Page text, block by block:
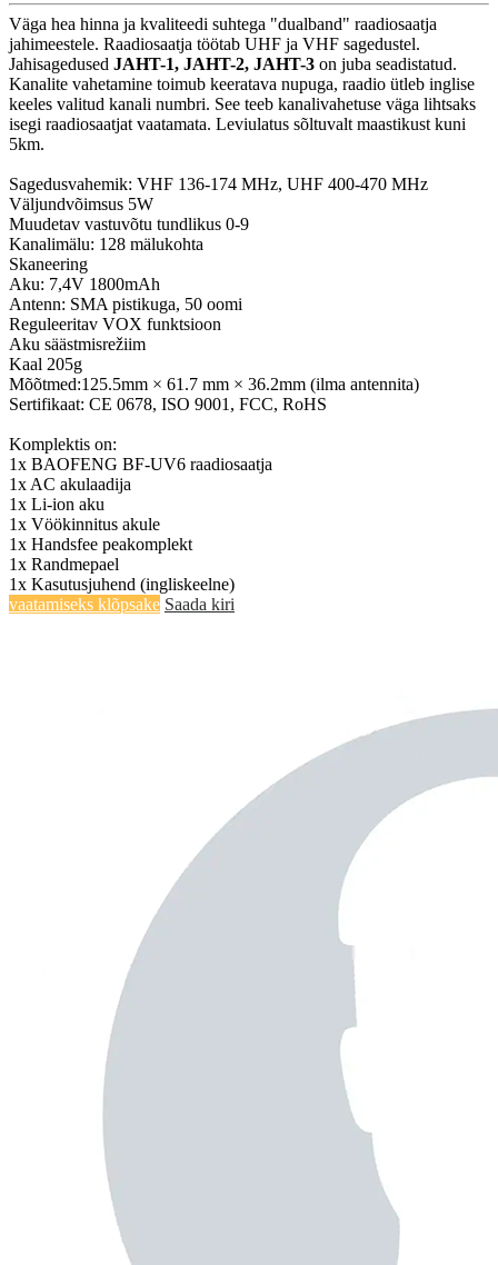
Väga hea hinna ja kvaliteedi suhtega "dualband" raadiosaatja
jahimeestele. Raadiosaatja töötab UHF ja VHF sagedustel.
Jahisagedused JAHT-1, JAHT-2, JAHT-3 on juba seadistatud.
Kanalite vahetamine toimub keeratava nupuga, raadio ütleb inglise
keeles valitud kanali numbri. See teeb kanalivahetuse väga lihtsaks
isegi raadiosaatjat vaatamata. Leviulatus sõltuvalt maastikust kuni
5km.
Sagedusvahemik: VHF 136-174 MHz, UHF 400-470 MHz
Väljundvõimsus 5W
Muudetav vastuvõtu tundlikus 0-9
Kanalimälu: 128 mälukohta
Skaneering
Aku: 7,4V 1800mAh
Antenn: SMA pistikuga, 50 oomi
Reguleeritav VOX funktsioon
Aku säästmisrežiim
Kaal 205g
Mõõtmed:125.5mm × 61.7 mm × 36.2mm (ilma antennita)
Sertifikaat: CE 0678, ISO 9001, FCC, RoHS
Komplektis on:
1x BAOFENG BF-UV6 raadiosaatja
1x AC akulaadija
1x Li-ion aku
1x Vöökinnitus akule
1x Handsfee peakomplekt
1x Randmepael
1x Kasutusjuhend (ingliskeelne)
vaatamiseks klõpsake Saada kiri